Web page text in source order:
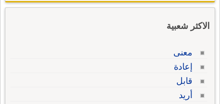
الاكثر شعبية
معنى
إعادة
قابل
أريد